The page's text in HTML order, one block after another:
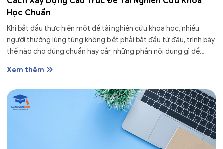
Học Chuẩn
Khi bắt đầu thực hiện một đề tài nghiên cứu khoa học, nhiều
người thường lúng túng không biết phải bắt đầu từ đâu, trình bày
thế nào cho đúng chuẩn hay cần những phần nội dung gì để
Xem thêm